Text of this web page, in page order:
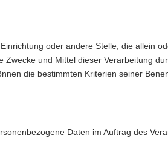
oder andere Stelle, die allein
und Mittel dieser Verarbeitung
die bestimmten Kriterien seiner
Daten im Auftrag des